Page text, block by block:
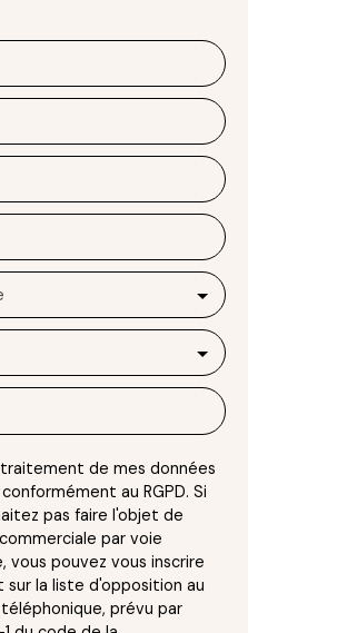
de mes données
au RGPD. Si
pas faire l'objet de
par voie
vous pouvez vous inscrire
la liste d'opposition au
prévu par